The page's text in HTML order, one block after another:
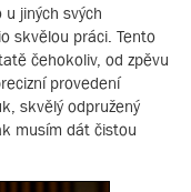
jiných svých
skvělou práci. Tento
čehokoliv, od zpěvu
provedení
skvělý odpružený
musím dát čistou